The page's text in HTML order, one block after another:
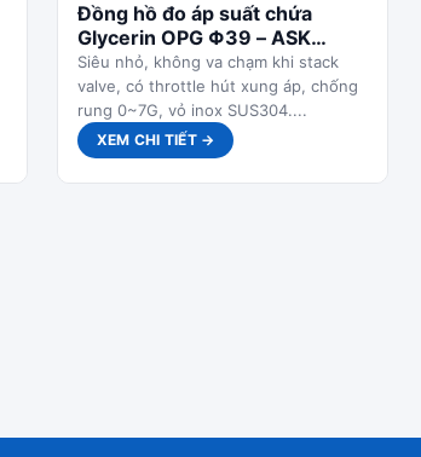
Đồng hồ đo áp suất chứa
Glycerin OPG Φ39 – ASK
Japan
Siêu nhỏ, không va chạm khi stack
valve, có throttle hút xung áp, chống
rung 0~7G, vỏ inox SUS304....
XEM CHI TIẾT →